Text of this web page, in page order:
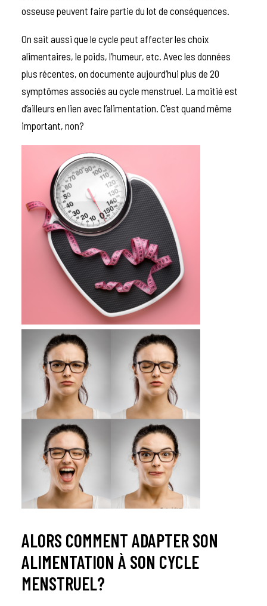
osseuse peuvent faire partie du lot de conséquences.
On sait aussi que le cycle peut affecter les choix
alimentaires, le poids, l’humeur, etc. Avec les données
plus récentes, on documente aujourd’hui plus de 20
symptômes associés au cycle menstruel. La moitié est
d’ailleurs en lien avec l’alimentation. C’est quand même
important, non?
ALORS COMMENT ADAPTER SON
ALIMENTATION À SON CYCLE
MENSTRUEL?